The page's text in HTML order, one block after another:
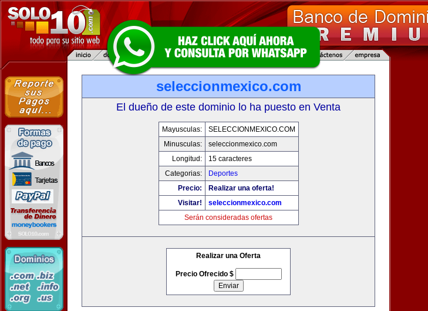
seleccionmexico.com
El dueño de este dominio lo ha puesto en Venta
Mayusculas:
SELECCIONMEXICO.COM
Minusculas:
seleccionmexico.com
Longitud:
15 caracteres
Categorias:
Deportes
Precio:
Realizar una oferta!
Visitar!
seleccionmexico.com
Serán consideradas ofertas
Realizar una Oferta
Precio Ofrecido $